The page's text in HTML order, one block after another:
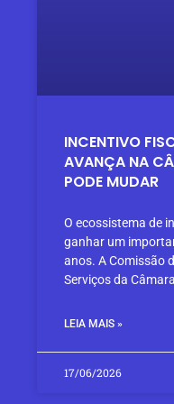
INCENTIVO
AVANÇA NA
PODE MUDAR
O ecossistema de
ganhar um
anos. A Comissão
Serviços da
LEIA MAIS »
17/06/2026